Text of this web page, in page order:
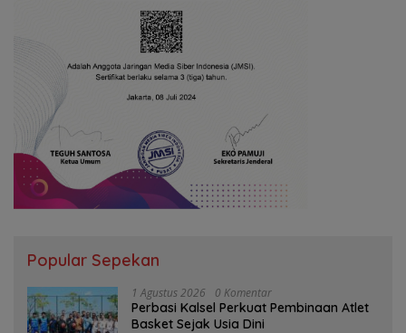
Popular Sepekan
1 Agustus 2026 0 Komentar
Perbasi Kalsel Perkuat Pembinaan Atlet
Basket Sejak Usia Dini